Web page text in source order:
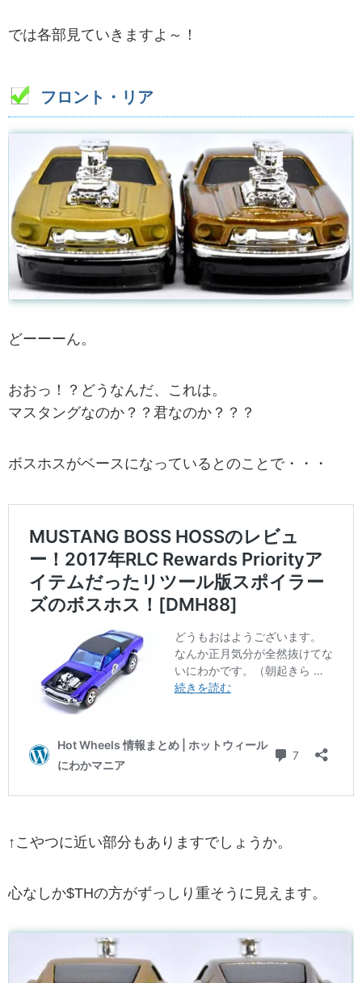
では各部見ていきますよ～！
フロント・リア
どーーーん。
おおっ！？どうなんだ、これは。
マスタングなのか？？君なのか？？？
ボスホスがベースになっているとのことで・・・
↑こやつに近い部分もありますでしょうか。
心なしか$THの方がずっしり重そうに見えます。